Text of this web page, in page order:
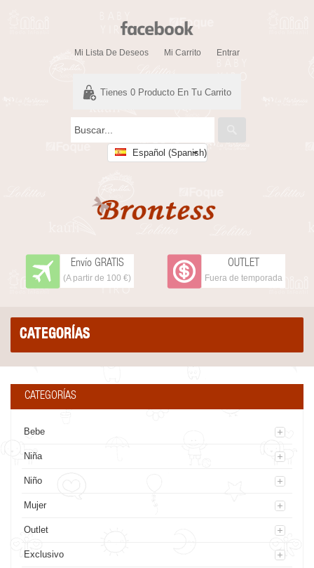
Mi Lista De Deseos Mi Carrito Entrar
Tienes 0 Producto En Tu Carrito
Español (Spanish)
Envío GRATIS
(A partir de 100 €)
OUTLET
Fuera de temporada
CATEGORÍAS
CATEGORÍAS
Bebe
Niña
Niño
Mujer
Outlet
Exclusivo